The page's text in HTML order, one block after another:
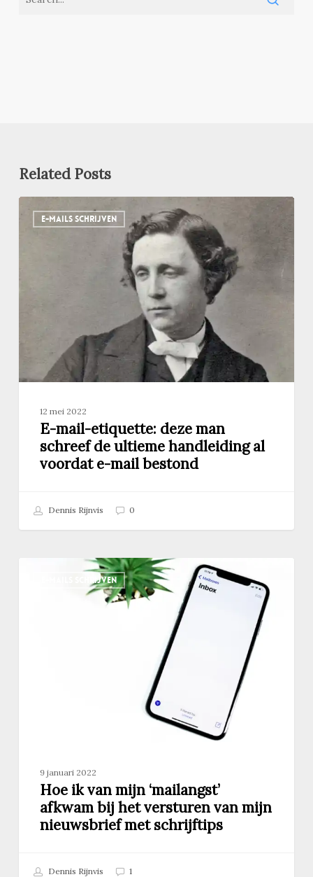
Related Posts
E-MAILS SCHRIJVEN
mail-
handleiding
voordat
mail
bestond
12 mei 2022
E-mail-etiquette: deze man
schreef de ultieme handleiding al
voordat e-mail bestond
Dennis Rijnvis 0
E-MAILS SCHRIJVEN
schrijftips
9 januari 2022
Hoe ik van mijn ‘mailangst’
afkwam bij het versturen van mijn
nieuwsbrief met schrijftips
Dennis Rijnvis 1